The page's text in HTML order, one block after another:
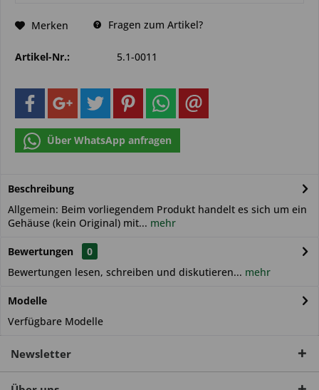
Merken Fragen zum Artikel?
Artikel-Nr.: 5.1-0011
Über WhatsApp anfragen
Beschreibung
Allgemein: Beim vorliegendem Produkt handelt es sich um ein
Gehäuse (kein Original) mit... mehr
Bewertungen
0
Bewertungen lesen, schreiben und diskutieren... mehr
Modelle
Verfügbare Modelle
Newsletter